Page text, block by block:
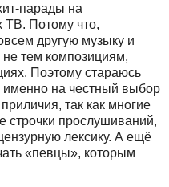
парады на
ТВ. Потому что,
другую музыку и
не тем композициям,
Поэтому стараюсь
на честный выбор
так как многие
строчки прослушиваний,
лексику. А ещё
«певцы», которым